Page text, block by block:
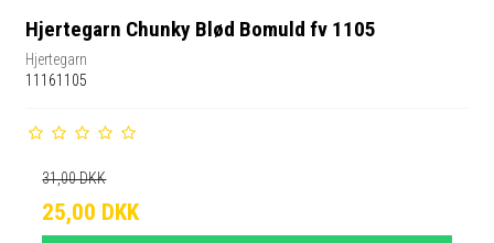
Hjertegarn Chunky Blød Bomuld fv 1105
Hjertegarn
11161105
31,00 DKK
25,00 DKK